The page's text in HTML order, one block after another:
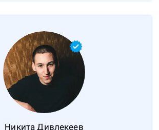
Никита Дивлекеев